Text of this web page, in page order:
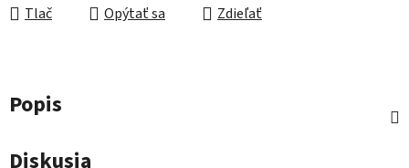
Tlač Opýtať sa Zdieľať
Popis
Diskusia